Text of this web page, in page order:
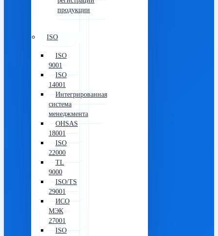
продукции
ISO
ISO
9001
ISO
14001
Интегрированная
система
менеджмента
OHSAS
18001
ISO
22000
TL
9000
ISO/TS
29001
ИСО
МЭК
27001
ISO